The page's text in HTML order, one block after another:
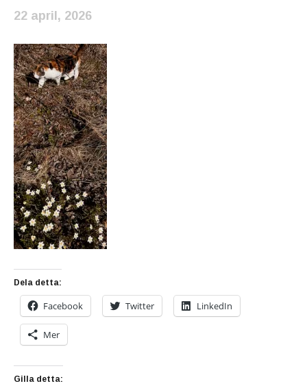
22 april, 2026
Dela detta:
Facebook Twitter LinkedIn
Mer
Gilla detta: